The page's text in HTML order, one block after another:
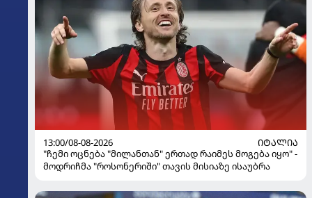
13:00/08-08-2026
ᲘᲢᲐᲚᲘᲐ
"ჩემი ოცნება "მილანთან" ერთად რაიმეს მოგება იყო" -
მოდრიჩმა "როსონერიში" თავის მისიაზე ისაუბრა